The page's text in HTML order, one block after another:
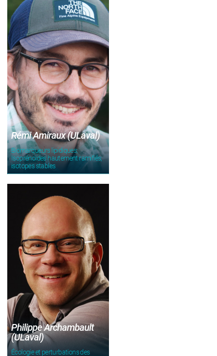
Rémi Amiraux (ULaval)
Biomarqueurs lipidiques;
Isoprénoïdes hautement ramifiés;
isotopes stables
Philippe Archambault
(ULaval)
Écologie et perturbations des